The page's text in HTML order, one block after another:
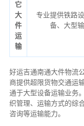
它
大
件
运
输
专业提供铁路
备、大型
好运吉通南通大件物流
商提供超限货物交通运
通于大型设备运输业务
织管理、运输方式的综
咨询等运输能力。